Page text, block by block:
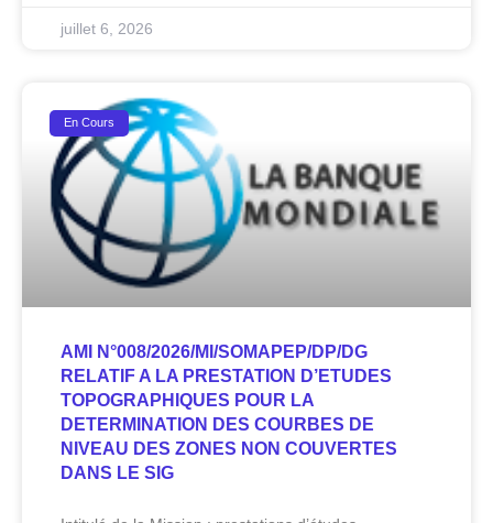
juillet 6, 2026
En Cours
AMI N°008/2026/MI/SOMAPEP/DP/DG
RELATIF A LA PRESTATION D’ETUDES
TOPOGRAPHIQUES POUR LA
DETERMINATION DES COURBES DE
NIVEAU DES ZONES NON COUVERTES
DANS LE SIG